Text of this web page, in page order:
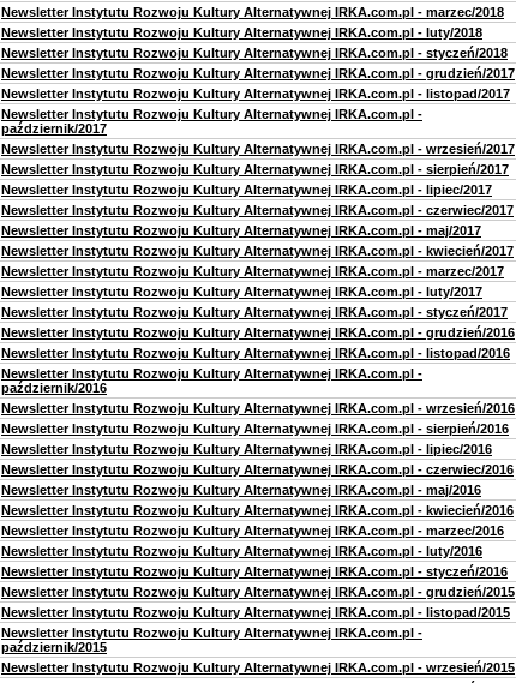
Newsletter Instytutu Rozwoju Kultury Alternatywnej IRKA.com.pl - marzec/2018
Newsletter Instytutu Rozwoju Kultury Alternatywnej IRKA.com.pl - luty/2018
Newsletter Instytutu Rozwoju Kultury Alternatywnej IRKA.com.pl - styczeń/2018
Newsletter Instytutu Rozwoju Kultury Alternatywnej IRKA.com.pl - grudzień/2017
Newsletter Instytutu Rozwoju Kultury Alternatywnej IRKA.com.pl - listopad/2017
Newsletter Instytutu Rozwoju Kultury Alternatywnej IRKA.com.pl -
październik/2017
Newsletter Instytutu Rozwoju Kultury Alternatywnej IRKA.com.pl - wrzesień/2017
Newsletter Instytutu Rozwoju Kultury Alternatywnej IRKA.com.pl - sierpień/2017
Newsletter Instytutu Rozwoju Kultury Alternatywnej IRKA.com.pl - lipiec/2017
Newsletter Instytutu Rozwoju Kultury Alternatywnej IRKA.com.pl - czerwiec/2017
Newsletter Instytutu Rozwoju Kultury Alternatywnej IRKA.com.pl - maj/2017
Newsletter Instytutu Rozwoju Kultury Alternatywnej IRKA.com.pl - kwiecień/2017
Newsletter Instytutu Rozwoju Kultury Alternatywnej IRKA.com.pl - marzec/2017
Newsletter Instytutu Rozwoju Kultury Alternatywnej IRKA.com.pl - luty/2017
Newsletter Instytutu Rozwoju Kultury Alternatywnej IRKA.com.pl - styczeń/2017
Newsletter Instytutu Rozwoju Kultury Alternatywnej IRKA.com.pl - grudzień/2016
Newsletter Instytutu Rozwoju Kultury Alternatywnej IRKA.com.pl - listopad/2016
Newsletter Instytutu Rozwoju Kultury Alternatywnej IRKA.com.pl -
październik/2016
Newsletter Instytutu Rozwoju Kultury Alternatywnej IRKA.com.pl - wrzesień/2016
Newsletter Instytutu Rozwoju Kultury Alternatywnej IRKA.com.pl - sierpień/2016
Newsletter Instytutu Rozwoju Kultury Alternatywnej IRKA.com.pl - lipiec/2016
Newsletter Instytutu Rozwoju Kultury Alternatywnej IRKA.com.pl - czerwiec/2016
Newsletter Instytutu Rozwoju Kultury Alternatywnej IRKA.com.pl - maj/2016
Newsletter Instytutu Rozwoju Kultury Alternatywnej IRKA.com.pl - kwiecień/2016
Newsletter Instytutu Rozwoju Kultury Alternatywnej IRKA.com.pl - marzec/2016
Newsletter Instytutu Rozwoju Kultury Alternatywnej IRKA.com.pl - luty/2016
Newsletter Instytutu Rozwoju Kultury Alternatywnej IRKA.com.pl - styczeń/2016
Newsletter Instytutu Rozwoju Kultury Alternatywnej IRKA.com.pl - grudzień/2015
Newsletter Instytutu Rozwoju Kultury Alternatywnej IRKA.com.pl - listopad/2015
Newsletter Instytutu Rozwoju Kultury Alternatywnej IRKA.com.pl -
październik/2015
Newsletter Instytutu Rozwoju Kultury Alternatywnej IRKA.com.pl - wrzesień/2015